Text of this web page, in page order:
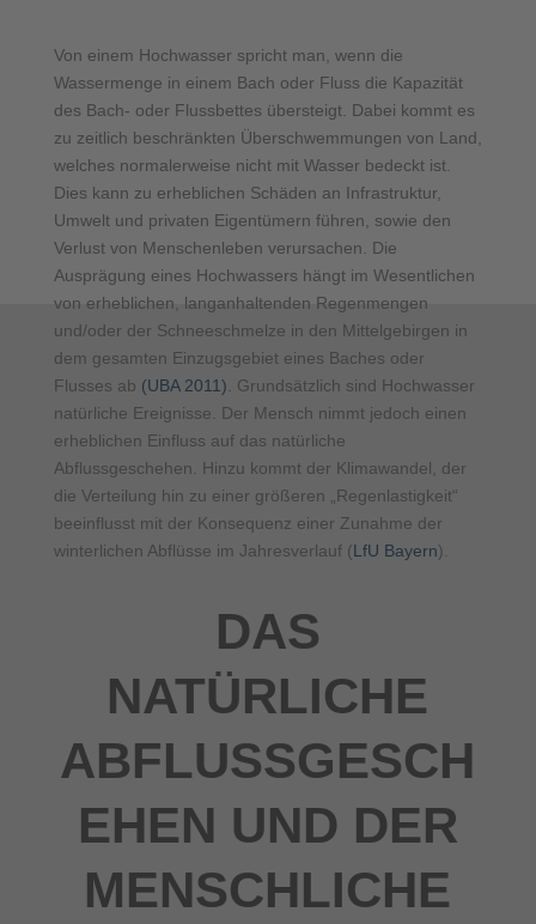
Von einem Hochwasser spricht man, wenn die
Wassermenge in einem Bach oder Fluss die Kapazität
des Bach- oder Flussbettes übersteigt. Dabei kommt es
zu zeitlich beschränkten Überschwemmungen von Land,
welches normalerweise nicht mit Wasser bedeckt ist.
Dies kann zu erheblichen Schäden an Infrastruktur,
Umwelt und privaten Eigentümern führen, sowie den
Verlust von Menschenleben verursachen. Die
Ausprägung eines Hochwassers hängt im Wesentlichen
von erheblichen, langanhaltenden Regenmengen
und/oder der Schneeschmelze in den Mittelgebirgen in
dem gesamten Einzugsgebiet eines Baches oder
Flusses ab (UBA 2011) . Grundsätzlich sind Hochwasser
natürliche Ereignisse. Der Mensch nimmt jedoch einen
erheblichen Einfluss auf das natürliche
Abflussgeschehen. Hinzu kommt der Klimawandel, der
die Verteilung hin zu einer größeren „Regenlastigkeit“
beeinflusst mit der Konsequenz einer Zunahme der
winterlichen Abflüsse im Jahresverlauf (LfU Bayern).
DAS
NATÜRLICHE
ABFLUSSGESCH
EHEN UND DER
MENSCHLICHE